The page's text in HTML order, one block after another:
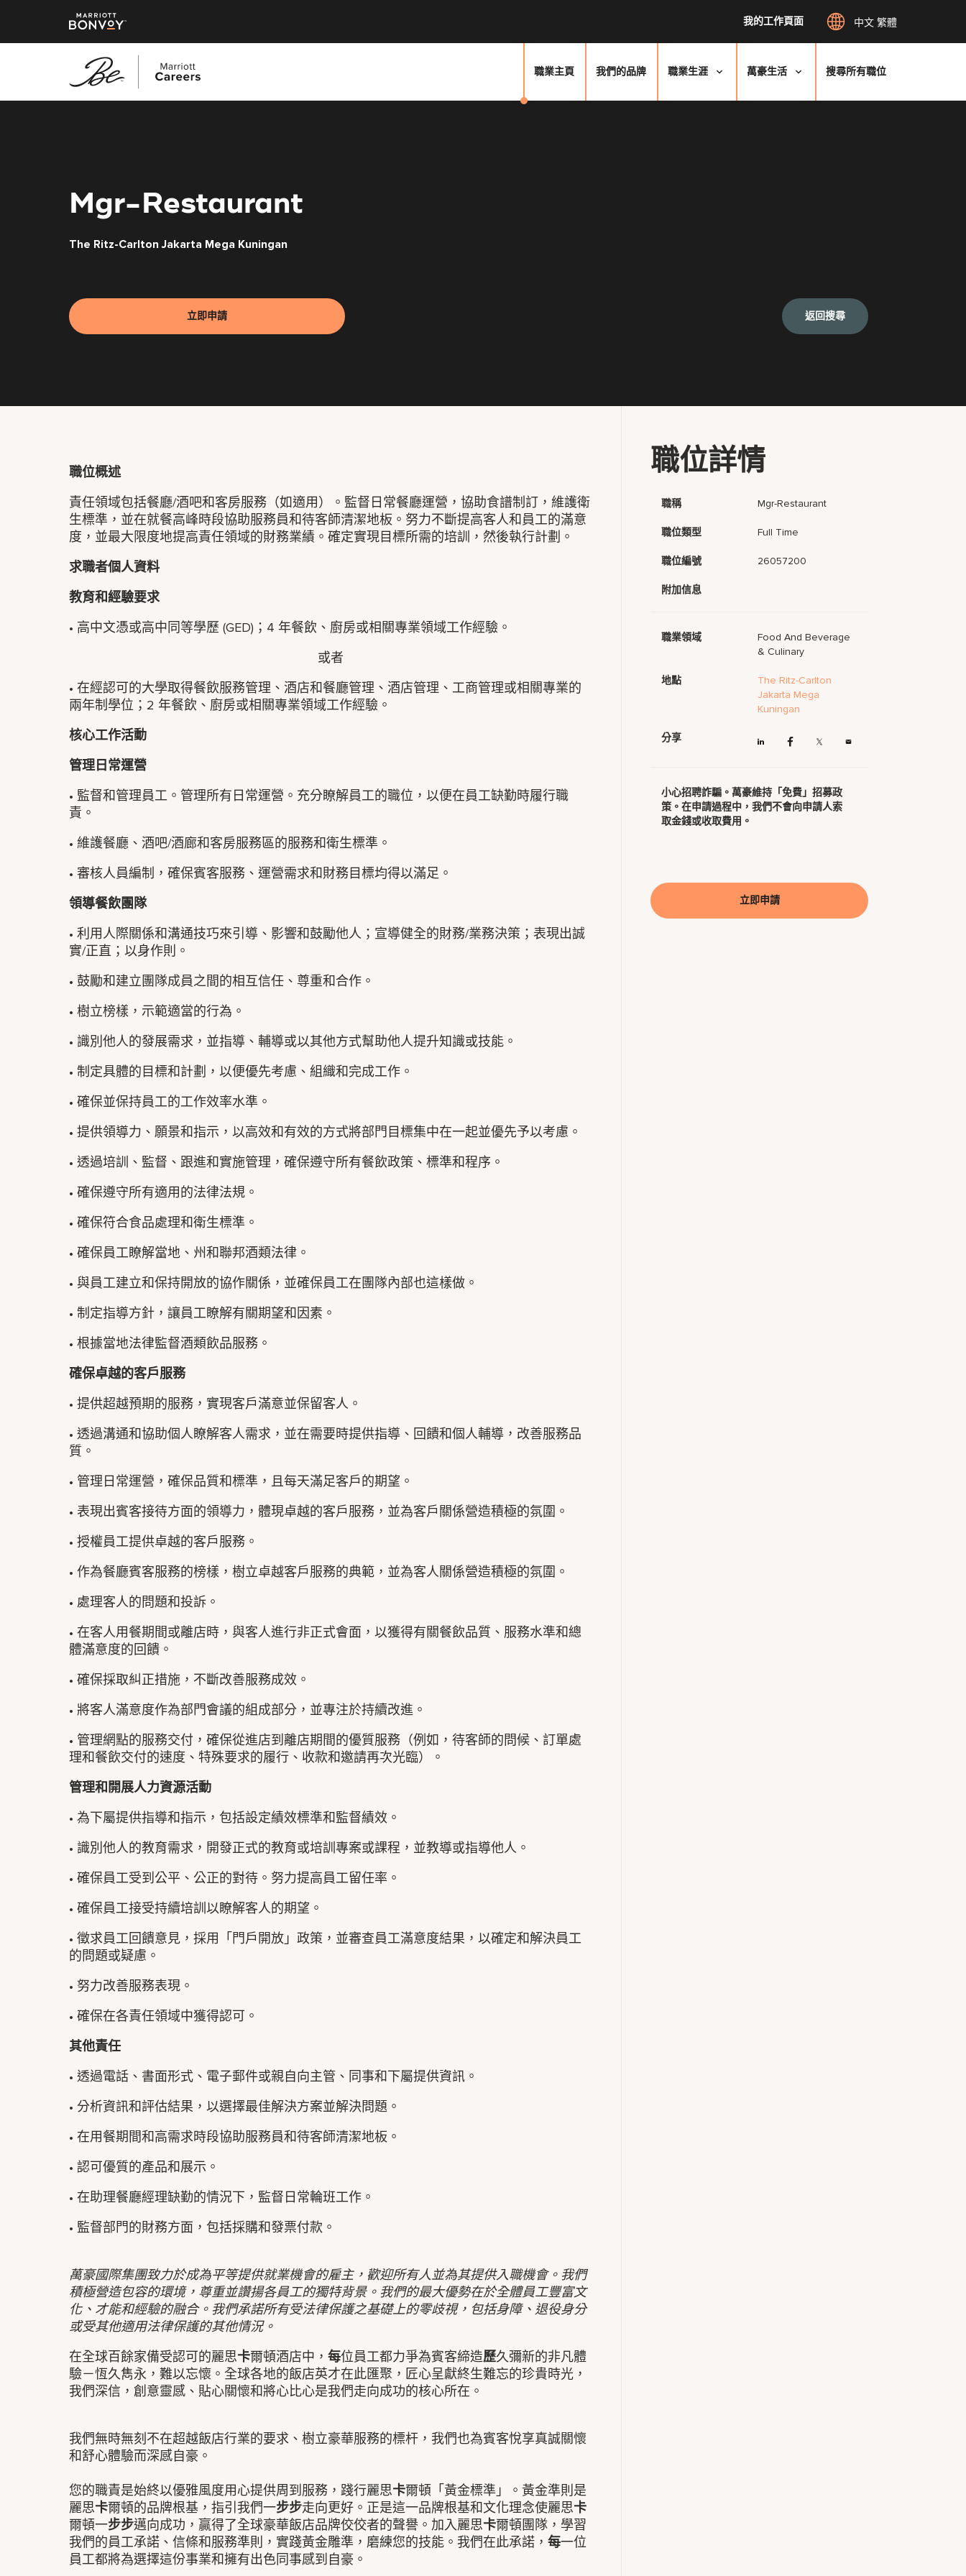
我的工作頁面 中文 繁體
職業主頁 我們的品牌 職業生涯 萬豪生活 搜尋所有職位
Mgr-Restaurant
The Ritz-Carlton Jakarta Mega Kuningan
立即申請 返回搜尋
職位概述
責任領域包括餐廳/酒吧和客房服務（如適用）。監督日常餐廳運營，協助食譜制訂，維護衛
生標準，並在就餐高峰時段協助服務員和待客師清潔地板。努力不斷提高客人和員工的滿意
度，並最大限度地提高責任領域的財務業績。確定實現目標所需的培訓，然後執行計劃。
求職者個人資料
教育和經驗要求
• 高中文憑或高中同等學歷 (GED)；4 年餐飲、廚房或相關專業領域工作經驗。
或者
• 在經認可的大學取得餐飲服務管理、酒店和餐廳管理、酒店管理、工商管理或相關專業的
兩年制學位；2 年餐飲、廚房或相關專業領域工作經驗。
核心工作活動
管理日常運營
• 監督和管理員工。管理所有日常運營。充分瞭解員工的職位，以便在員工缺勤時履行職
責。
• 維護餐廳、酒吧/酒廊和客房服務區的服務和衛生標準。
• 審核人員編制，確保賓客服務、運營需求和財務目標均得以滿足。
領導餐飲團隊
• 利用人際關係和溝通技巧來引導、影響和鼓勵他人；宣導健全的財務/業務決策；表現出誠
實/正直；以身作則。
• 鼓勵和建立團隊成員之間的相互信任、尊重和合作。
• 樹立榜樣，示範適當的行為。
• 識別他人的發展需求，並指導、輔導或以其他方式幫助他人提升知識或技能。
• 制定具體的目標和計劃，以便優先考慮、組織和完成工作。
• 確保並保持員工的工作效率水準。
• 提供領導力、願景和指示，以高效和有效的方式將部門目標集中在一起並優先予以考慮。
• 透過培訓、監督、跟進和實施管理，確保遵守所有餐飲政策、標準和程序。
• 確保遵守所有適用的法律法規。
• 確保符合食品處理和衛生標準。
• 確保員工瞭解當地、州和聯邦酒類法律。
• 與員工建立和保持開放的協作關係，並確保員工在團隊內部也這樣做。
• 制定指導方針，讓員工瞭解有關期望和因素。
• 根據當地法律監督酒類飲品服務。
確保卓越的客戶服務
• 提供超越預期的服務，實現客戶滿意並保留客人。
• 透過溝通和協助個人瞭解客人需求，並在需要時提供指導、回饋和個人輔導，改善服務品
質。
• 管理日常運營，確保品質和標準，且每天滿足客戶的期望。
• 表現出賓客接待方面的領導力，體現卓越的客戶服務，並為客戶關係營造積極的氛圍。
• 授權員工提供卓越的客戶服務。
• 作為餐廳賓客服務的榜樣，樹立卓越客戶服務的典範，並為客人關係營造積極的氛圍。
• 處理客人的問題和投訴。
• 在客人用餐期間或離店時，與客人進行非正式會面，以獲得有關餐飲品質、服務水準和總
體滿意度的回饋。
• 確保採取糾正措施，不斷改善服務成效。
• 將客人滿意度作為部門會議的組成部分，並專注於持續改進。
• 管理網點的服務交付，確保從進店到離店期間的優質服務（例如，待客師的問候、訂單處
理和餐飲交付的速度、特殊要求的履行、收款和邀請再次光臨）。
管理和開展人力資源活動
• 為下屬提供指導和指示，包括設定績效標準和監督績效。
• 識別他人的教育需求，開發正式的教育或培訓專案或課程，並教導或指導他人。
• 確保員工受到公平、公正的對待。努力提高員工留任率。
• 確保員工接受持續培訓以瞭解客人的期望。
• 徵求員工回饋意見，採用「門戶開放」政策，並審查員工滿意度結果，以確定和解決員工
的問題或疑慮。
• 努力改善服務表現。
• 確保在各責任領域中獲得認可。
其他責任
• 透過電話、書面形式、電子郵件或親自向主管、同事和下屬提供資訊。
• 分析資訊和評估結果，以選擇最佳解決方案並解決問題。
• 在用餐期間和高需求時段協助服務員和待客師清潔地板。
• 認可優質的產品和展示。
• 在助理餐廳經理缺勤的情況下，監督日常輪班工作。
• 監督部門的財務方面，包括採購和發票付款。
萬豪國際集團致力於成為平等提供就業機會的雇主，歡迎所有人並為其提供入職機會。我們
積極營造包容的環境，尊重並讚揚各員工的獨特背景。我們的最大優勢在於全體員工豐富文
化、才能和經驗的融合。我們承諾所有受法律保護之基礎上的零歧視，包括身障、退役身分
或受其他適用法律保護的其他情況。
在全球百餘家備受認可的麗思卡爾頓酒店中， 每位員工都力爭為賓客締造歷久彌新的非凡體
驗－恆久雋永，難以忘懷。全球各地的飯店英才在此匯聚，匠心呈獻終生難忘的珍貴時光，
我們深信，創意靈感、貼心關懷和將心比心是我們走向成功的核心所在。
我們無時無刻不在超越飯店行業的要求、樹立豪華服務的標杆，我們也為賓客悅享真誠關懷
和舒心體驗而深感自豪。
您的職責是始終以優雅風度用心提供周到服務，踐行麗思卡爾頓「黃金標準」。黃金準則是
麗思卡爾頓的品牌根基，指引我們一步步走向更好。正是這一品牌根基和文化理念使麗思卡
爾頓一步步邁向成功，贏得了全球豪華飯店品牌佼佼者的聲譽。加入麗思卡爾頓團隊，學習
我們的員工承諾、信條和服務準則，實踐黃金雕準，磨練您的技能。我們在此承諾， 每一位
員工都將為選擇這份事業和擁有出色同事感到自豪。
職位詳情
職稱 Mgr-Restaurant
職位類型 Full Time
職位編號 26057200
附加信息
職業領域
Food And Beverage
& Culinary
地點
The Ritz-Carlton
Jakarta Mega
Kuningan
分享
小心招聘詐騙。萬豪維持「免費」招募政
策。在申請過程中，我們不會向申請人索
取金錢或收取費用。
立即申請